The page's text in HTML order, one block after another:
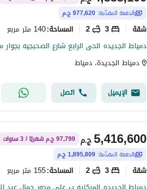
الدفعة المقدّمة: 977,620 ج.م
شقة 3
2 المساحة:140 متر مربع
دمياط الجديدة، دمياط
الإيميل اتصل
ج.م5,416,600
97,799 ج.م شهريًا / 3 سنوات
الدفعة المقدّمة: 1,895,809 ج.م
شقة 3
2 المساحة:155 متر مربع